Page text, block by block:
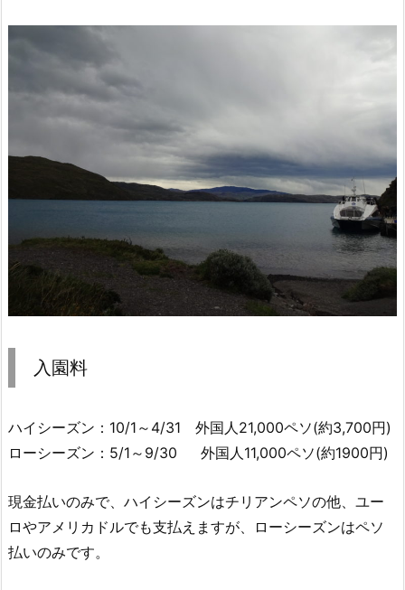
入園料
ハイシーズン：10/1～4/31 外国人21,000ペソ(約3,700円)
ローシーズン：5/1～9/30 外国人11,000ペソ(約1900円)
現金払いのみで、ハイシーズンはチリアンペソの他、ユー
ロやアメリカドルでも支払えますが、ローシーズンはペソ
払いのみです。